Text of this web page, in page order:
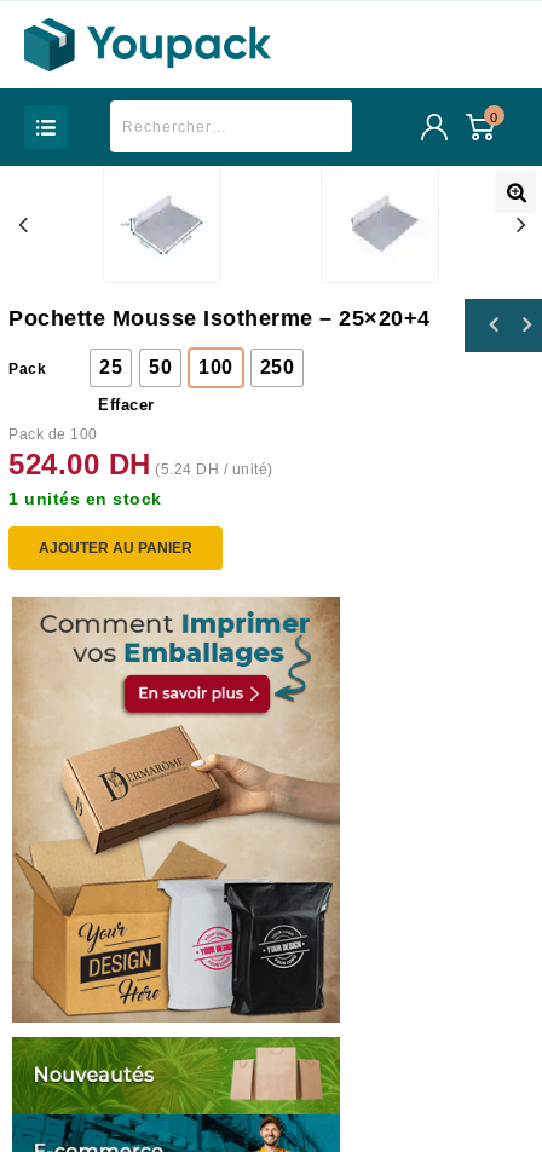
0
Pochette Mousse Isotherme – 25×20+4
Pack 25 50 100 250
Effacer
Pack de 100
524.00 DH (5.24 DH / unité)
1 unités en stock
AJOUTER AU PANIER